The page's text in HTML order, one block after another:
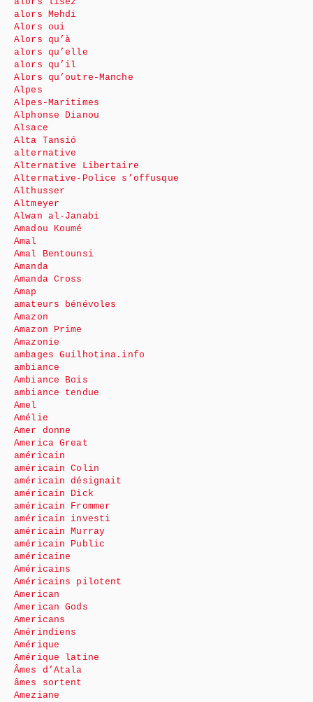
alors Mehdi
Alors oui
Alors qu’à
alors qu’elle
alors qu’il
Alors qu’outre-Manche
Alpes
Alpes-Maritimes
Alphonse Dianou
Alsace
Alta Tansió
alternative
Alternative Libertaire
Alternative-Police s’offusque
Althusser
Altmeyer
Alwan al-Janabi
Amadou Koumé
Amal
Amal Bentounsi
Amanda
Amanda Cross
Amap
amateurs bénévoles
Amazon
Amazon Prime
Amazonie
ambages Guilhotina.info
ambiance
Ambiance Bois
ambiance tendue
Amel
Amélie
Amer donne
America Great
américain
américain Colin
américain désignait
américain Dick
américain Frommer
américain investi
américain Murray
américain Public
américaine
Américains
Américains pilotent
American
American Gods
Americans
Amérindiens
Amérique
Amérique latine
Âmes d’Atala
âmes sortent
Ameziane